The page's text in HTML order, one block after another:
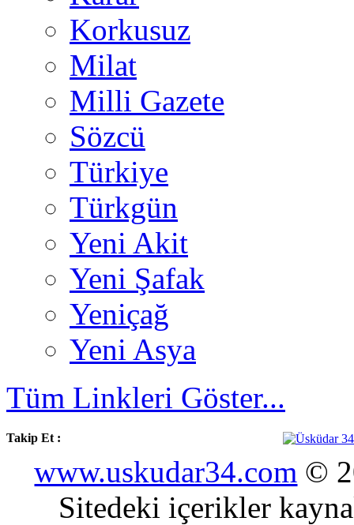
Korkusuz
Milat
Milli Gazete
Sözcü
Türkiye
Türkgün
Yeni Akit
Yeni Şafak
Yeniçağ
Yeni Asya
Tüm Linkleri Göster...
Takip Et :
www.uskudar34.com ©
Sitedeki içerikler